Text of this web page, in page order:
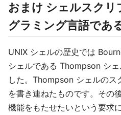
おまけ シェルスクリ
グラミング言語であ
UNIX シェルの歴史では
シェルである Thompson シ
した。Thompson シェルのス
を書き連ねたものです。その
機能をもたせたいという要求